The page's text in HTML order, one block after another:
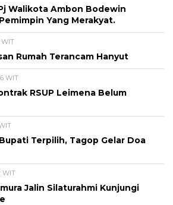
Walikota Ambon Bodewin
Yang Merakyat.
WIT
Rumah Terancam Hanyut
WIT
RSUP Leimena Belum
Terpilih, Tagop Gelar Doa
WIT
Jalin Silaturahmi Kunjungi